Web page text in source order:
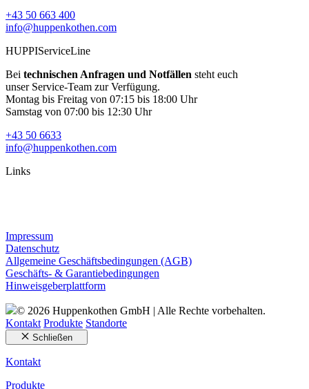
+43 50 663 400
info@huppenkothen.com
HUPPIServiceLine
Bei technischen Anfragen und Notfällen steht euch
unser Service-Team zur Verfügung.
Montag bis Freitag von 07:15 bis 18:00 Uhr
Samstag von 07:00 bis 12:30 Uhr
+43 50 6633
info@huppenkothen.com
Links
Impressum
Datenschutz
Allgemeine Geschäftsbedingungen (AGB)
Geschäfts- & Garantiebedingungen
Hinweisgeberplattform
© 2026 Huppenkothen GmbH | Alle Rechte vorbehalten.
Kontakt Produkte Standorte
Schließen
Kontakt
Produkte